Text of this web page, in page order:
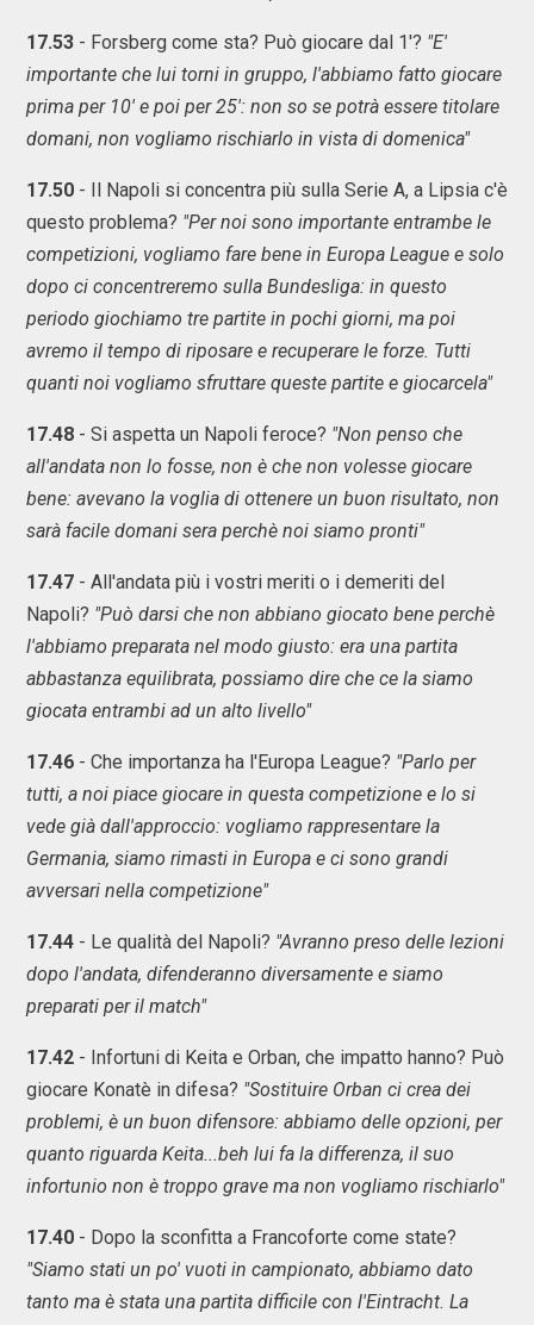
17.53 - Forsberg come sta? Può giocare dal 1'? "E'
importante che lui torni in gruppo, l'abbiamo fatto giocare
prima per 10' e poi per 25': non so se potrà essere titolare
domani, non vogliamo rischiarlo in vista di domenica"
17.50 - Il Napoli si concentra più sulla Serie A, a Lipsia c'è
questo problema? "Per noi sono importante entrambe le
competizioni, vogliamo fare bene in Europa League e solo
dopo ci concentreremo sulla Bundesliga: in questo
periodo giochiamo tre partite in pochi giorni, ma poi
avremo il tempo di riposare e recuperare le forze. Tutti
quanti noi vogliamo sfruttare queste partite e giocarcela"
17.48 - Si aspetta un Napoli feroce? "Non penso che
all'andata non lo fosse, non è che non volesse giocare
bene: avevano la voglia di ottenere un buon risultato, non
sarà facile domani sera perchè noi siamo pronti"
17.47 - All'andata più i vostri meriti o i demeriti del
Napoli? "Può darsi che non abbiano giocato bene perchè
l'abbiamo preparata nel modo giusto: era una partita
abbastanza equilibrata, possiamo dire che ce la siamo
giocata entrambi ad un alto livello"
17.46 - Che importanza ha l'Europa League? "Parlo per
tutti, a noi piace giocare in questa competizione e lo si
vede già dall'approccio: vogliamo rappresentare la
Germania, siamo rimasti in Europa e ci sono grandi
avversari nella competizione"
17.44 - Le qualità del Napoli? "Avranno preso delle lezioni
dopo l'andata, difenderanno diversamente e siamo
preparati per il match"
17.42 - Infortuni di Keita e Orban, che impatto hanno? Può
giocare Konatè in difesa? "Sostituire Orban ci crea dei
problemi, è un buon difensore: abbiamo delle opzioni, per
quanto riguarda Keita...beh lui fa la differenza, il suo
infortunio non è troppo grave ma non vogliamo rischiarlo"
17.40 - Dopo la sconfitta a Francoforte come state?
"Siamo stati un po' vuoti in campionato, abbiamo dato
tanto ma è stata una partita difficile con l'Eintracht. La